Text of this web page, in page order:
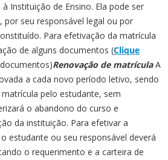
Instituição de Ensino. Ela pode ser
por seu responsável legal ou por
Para efetivação da matrícula
de alguns documentos (Clique
Renovação de matrículaA
a cada novo período letivo, sendo
pelo estudante, sem
o abandono do curso e
da instituição. Para efetivar a
estudante ou seu responsável deverá
o requerimento e a carteira de